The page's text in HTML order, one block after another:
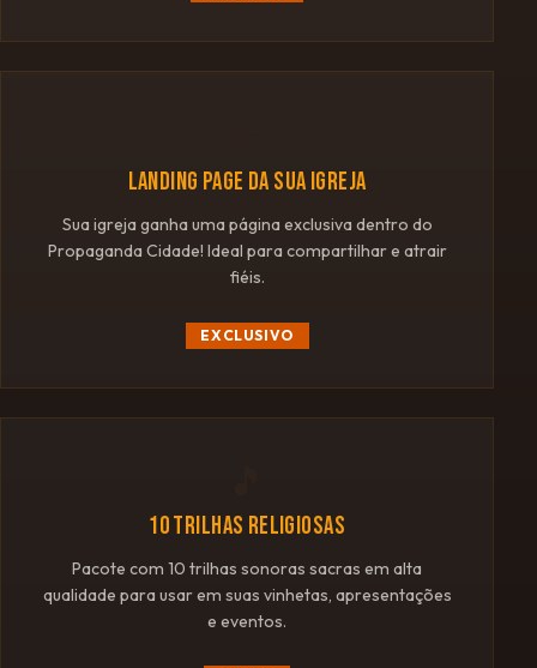
LANDING PAGE DA SUA IGREJA
Sua igreja ganha uma página exclusiva dentro do
Propaganda Cidade! Ideal para compartilhar e atrair
fiéis.
EXCLUSIVO
10 TRILHAS RELIGIOSAS
Pacote com 10 trilhas sonoras sacras em alta
qualidade para usar em suas vinhetas, apresentações
e eventos.